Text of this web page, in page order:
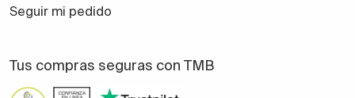
Seguir mi pedido
Tus compras seguras con TMB